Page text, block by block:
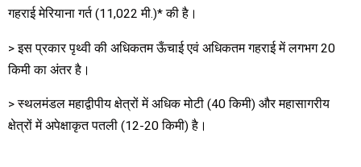
गहराई मेरियाना गर्त (11,022 मी.)* की है।
> इस प्रकार पृथ्वी की अधिकतम ऊँचाई एवं अधिकतम गहराई में लगभग 20
किमी का अंतर है।
> स्थलमंडल महाद्वीपीय क्षेत्रों में अधिक मोटी (40 किमी) और महासागरीय
क्षेत्रों में अपेक्षाकृत पतली (12-20 किमी) है।